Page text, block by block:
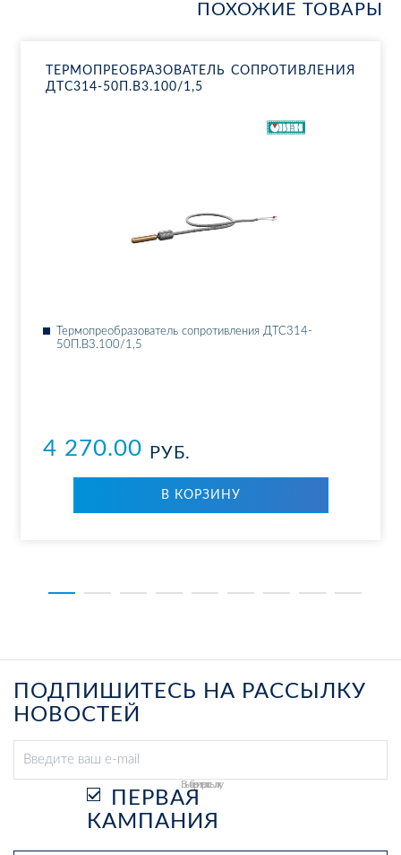
ПОХОЖИЕ ТОВАРЫ
ТЕР­МО­ПРЕ­ОБ­РА­ЗО­ВА­ТЕЛЬ СО­ПРО­ТИВ­ЛЕ­НИЯ
ДТ­С314-50П.В3.100/1,5
Тер­мо­пре­об­ра­зо­ва­тель со­про­тив­ле­ния ДТ­С314-
50П.В3.100/1,5
4 270.00 РУБ.
В КОР­ЗИ­НУ
ПОДПИШИТЕСЬ НА РАССЫЛКУ
НОВОСТЕЙ
Выберите рассылку
ПЕРВАЯ
КАМПАНИЯ